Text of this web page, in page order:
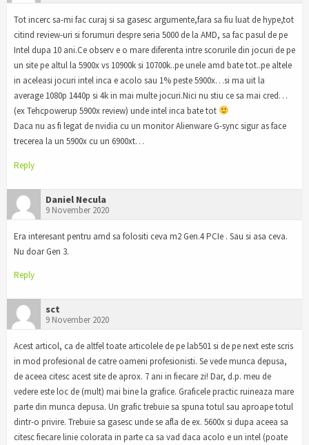
Tot incerc sa-mi fac curaj si sa gasesc argumente,fara sa fiu luat de hype,tot
citind review-uri si forumuri despre seria 5000 de la AMD, sa fac pasul de pe
Intel dupa 10 ani.Ce observ e o mare diferenta intre scorurile din jocuri de pe
un site pe altul la 5900x vs 10900k si 10700k..pe unele amd bate tot..pe altele
in aceleasi jocuri intel inca e acolo sau 1% peste 5900x…si ma uit la
average 1080p 1440p si 4k in mai multe jocuri.Nici nu stiu ce sa mai cred…
(ex Tehcpowerup 5900x review) unde intel inca bate tot
Daca nu as fi legat de nvidia cu un monitor Alienware G-sync sigur as face
trecerea la un 5900x cu un 6900xt…
Reply
Daniel Necula
9 November 2020
Era interesant pentru amd sa folositi ceva m2 Gen.4 PCIe . Sau si asa ceva.
Nu doar Gen 3.
Reply
sct
9 November 2020
Acest articol, ca de altfel toate articolele de pe lab501 si de pe next este scris
in mod profesional de catre oameni profesionisti. Se vede munca depusa,
de aceea citesc acest site de aprox. 7 ani in fiecare zi! Dar, d.p. meu de
vedere este loc de (mult) mai bine la grafice. Graficele practic ruineaza mare
parte din munca depusa. Un grafic trebuie sa spuna totul sau aproape totul
dintr-o privire. Trebuie sa gasesc unde se afla de ex. 5600x si dupa aceea sa
citesc fiecare linie colorata in parte ca sa vad daca acolo e un intel (poate